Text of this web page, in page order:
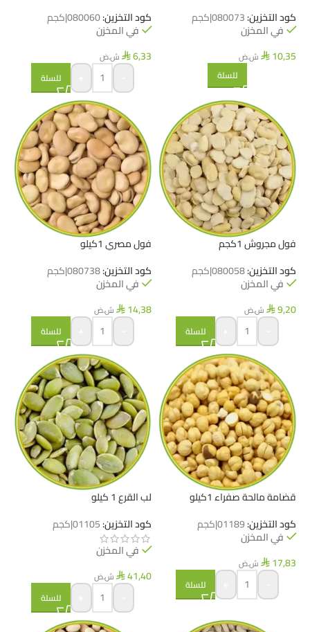
كود التخزين:080073|كجم
في المخزن
⃁ 10,35 ش.ض
للسلة
كود التخزين:080060|كجم
في المخزن
⃁ 6,33 ش.ض
للسلة
فول مجروش 1كجم
كود التخزين:080058|كجم
في المخزن
⃁ 9,20 ش.ض
للسلة
فول مصري 1كيلو
كود التخزين:080738|كجم
في المخزن
⃁ 14,38 ش.ض
للسلة
قضامة مالحة صفراء 1كيلو
كود التخزين:01189|كجم
في المخزن
⃁ 17,83 ش.ض
للسلة
لب القرع 1 كيلو
كود التخزين:01105|كجم
في المخزن
⃁ 41,40 ش.ض
للسلة